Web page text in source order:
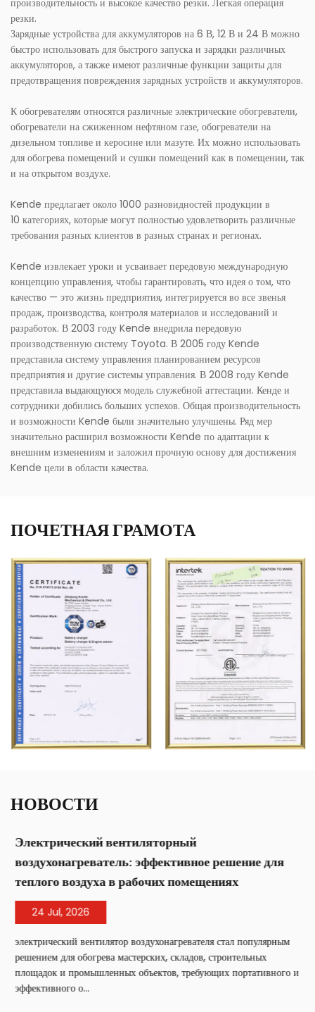
резки.
Зарядные устройства для аккумуляторов на 6 В, 12 В и 24 В можно
быстро использовать для быстрого запуска и зарядки различных
аккумуляторов, а также имеют различные функции защиты для
предотвращения повреждения зарядных устройств и аккумуляторов.
К обогревателям относятся различные электрические обогреватели,
обогреватели на сжиженном нефтяном газе, обогреватели на
дизельном топливе и керосине или мазуте. Их можно использовать
для обогрева помещений и сушки помещений как в помещении, так
и на открытом воздухе.
Kende предлагает около 1000 разновидностей продукции в
10 категориях, которые могут полностью удовлетворить различные
требования разных клиентов в разных странах и регионах.
Kende извлекает уроки и усваивает передовую международную
концепцию управления, чтобы гарантировать, что идея о том, что
качество — это жизнь предприятия, интегрируется во все звенья
продаж, производства, контроля материалов и исследований и
разработок. В 2003 году Kende внедрила передовую
производственную систему Toyota. В 2005 году Kende
представила систему управления планированием ресурсов
предприятия и другие системы управления. В 2008 году Kende
представила выдающуюся модель служебной аттестации. Кенде и
сотрудники добились больших успехов. Общая производительность
и возможности Kende были значительно улучшены. Ряд мер
значительно расширил возможности Kende по адаптации к
внешним изменениям и заложил прочную основу для достижения
Kende цели в области качества.
ПОЧЕТНАЯ ГРАМОТА
НОВОСТИ
Электрический вентиляторный
воздухонагреватель: эффективное решение для
теплого воздуха в рабочих помещениях
24 Jul, 2026
электрический вентилятор воздухонагревателя стал популярным
решением для обогрева мастерских, складов, строительных
площадок и промышленных объектов, требующих портативного и
эффективного о...